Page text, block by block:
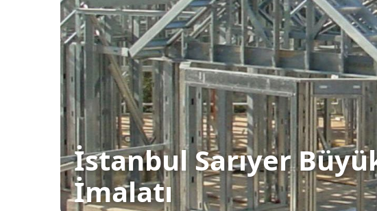
İstanbul Sarıyer
İmalatı